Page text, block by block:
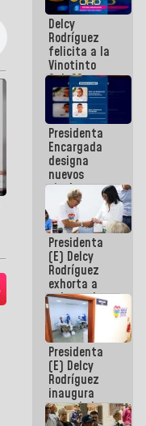
Delcy
Rodríguez
felicita a la
Vinotinto
Sub 20
campeona
frente
México Sub
23 en los
Centroamericanos
Presidenta
Encargada
designa
nuevos
titulares en
Viceministerio
de Energía
Eléctrica y
CORPOELEC
Presidenta
(E) Delcy
Rodríguez
exhorta a
gobernadores
y alcaldes a
edificar
casas para
abuelos
Presidenta
(E) Delcy
Rodríguez
inaugura
casa de los
Abuelos